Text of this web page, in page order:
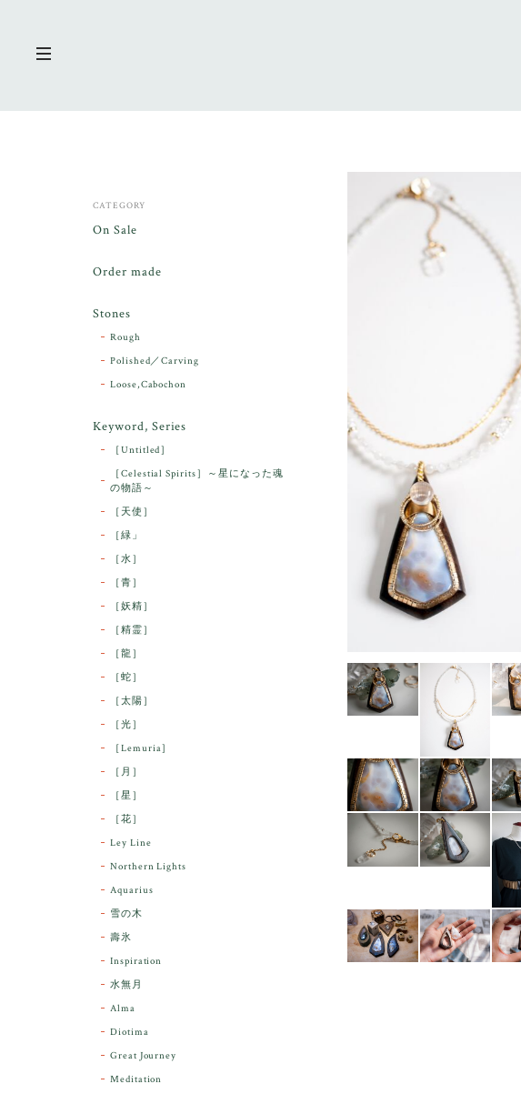
CATEGORY
On Sale
Order made
Stones
Rough
Polished／Carving
Loose,Cabochon
Keyword, Series
［Untitled］
［Celestial Spirits］～星になった魂
の物語～
［天使］
［緑」
［水］
［青］
［妖精］
［精霊］
［龍］
［蛇］
［太陽］
［光］
［Lemuria］
［月］
［星］
［花］
Ley Line
Northern Lights
Aquarius
雪の木
壽氷
Inspiration
水無月
Alma
Diotima
Great Journey
Meditation